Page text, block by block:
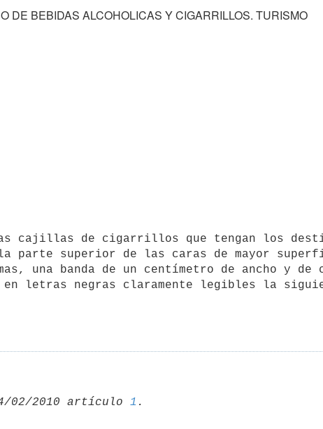
DE BEBIDAS ALCOHOLICAS Y CIGARRILLOS. TURISMO
parte superior de las caras de mayor
una banda de un centímetro de ancho y de
letras negras claramente legibles la
02/2010 artículo 1